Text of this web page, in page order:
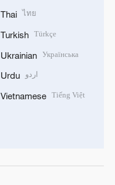
Thai ไทย
Turkish Türkçe
Ukrainian Українська
Urdu اردو
Vietnamese Tiếng Việt